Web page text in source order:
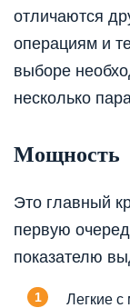
отличаются
операциям и
выборе
несколько
Мощность
Это главный
первую
показателю
Легкие